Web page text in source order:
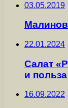
03.05.2019
22.01.2024
Салат
и
16.09.2022